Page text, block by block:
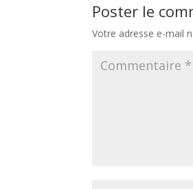
Poster le
Votre adresse e-mail